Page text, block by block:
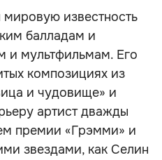
известность
балладам и
и мультфильмам. Его
композициях из
и чудовище» и
артист дважды
премии «Грэмми» и
звездами, как Селин